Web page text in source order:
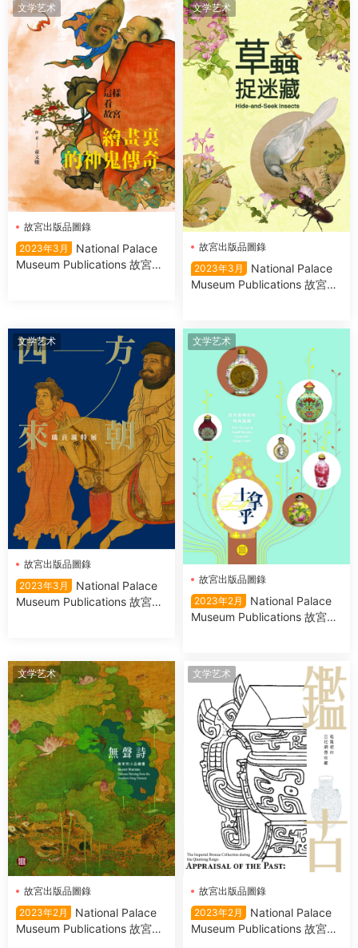
文学艺术
故宮出版品圖錄
2023年3月
National Palace
Museum Publications 故宮出
文学艺术
故宮出版品圖錄
2023年3月
National Palace
Museum Publications 故宮出
文学艺术
故宮出版品圖錄
2023年3月
National Palace
Museum Publications 故宮出
文学艺术
故宮出版品圖錄
2023年2月
National Palace
Museum Publications 故宮出
文学艺术
故宮出版品圖錄
2023年2月
National Palace
Museum Publications 故宮出
文学艺术
故宮出版品圖錄
2023年2月
National Palace
Museum Publications 故宮出